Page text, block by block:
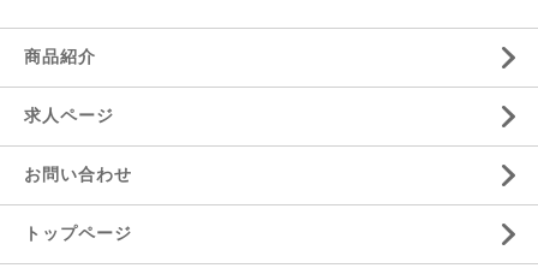
商品紹介
求人ページ
お問い合わせ
トップページ